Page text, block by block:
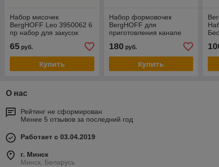
Набор мисочек
BergHOFF Leo 3950062 6
пр набор для закусок
65 руб.
Купить
Набор формовочек
BergHOFF для
приготовления канапе
180руб.
Купить
О нас
Рейтинг не сформирован
Менее 5 отзывов за последний год
Работает с 03.04.2019
г. Минск
Минск, Беларусь